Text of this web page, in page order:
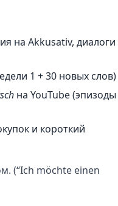
на Akkusativ, диалоги
1 + 30 новых слов)
на YouTube (эпизоды
и короткий
(“Ich möchte einen